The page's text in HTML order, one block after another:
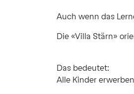
Auch wenn das
Die «Villa Stärn»
Das bedeutet:
Alle Kinder